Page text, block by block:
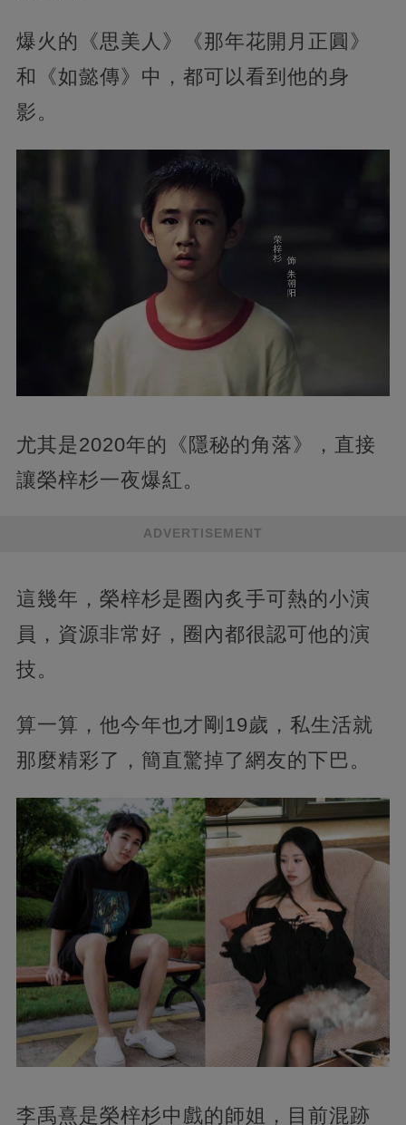
爆火的《思美人》《那年花開月正圓》
和《如懿傳》中，都可以看到他的身
影。
尤其是2020年的《隱秘的角落》，直接
讓榮梓杉一夜爆紅。
ADVERTISEMENT
這幾年，榮梓杉是圈內炙手可熱的小演
員，資源非常好，圈內都很認可他的演
技。
算一算，他今年也才剛19歲，私生活就
那麼精彩了，簡直驚掉了網友的下巴。
李禹熹是榮梓杉中戲的師姐，目前混跡